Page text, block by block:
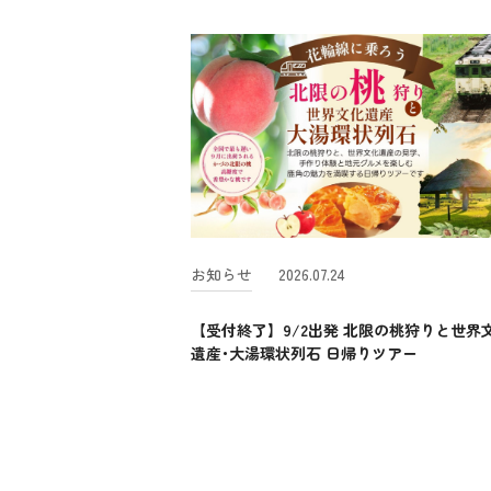
お知らせ 2026.07.24
【受付終了】9/2出発 北限の桃狩りと世界
遺産･大湯環状列石 日帰りツアー